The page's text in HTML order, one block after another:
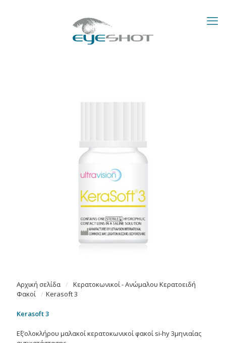
Αρχική σελίδα /
Κερατοκωνικοί - Ανώμαλου Κερατοειδή
Φακοί / Kerasoft 3
Kerasoft 3
Εξ’ολοκλήρου μαλακοί κερατοκωνικοί φακοί si-hy 3μηνιαίας